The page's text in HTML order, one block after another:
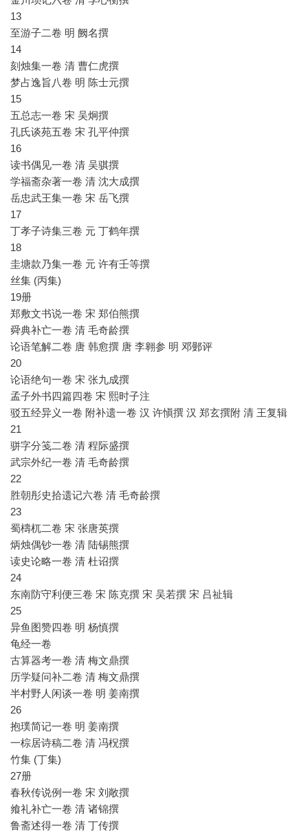
13
至游子二卷 明 阙名撰
14
刻烛集一卷 清 曹仁虎撰
梦占逸旨八卷 明 陈士元撰
15
五总志一卷 宋 吴炯撰
孔氏谈苑五卷 宋 孔平仲撰
16
读书偶见一卷 清 吴骐撰
学福斋杂著一卷 清 沈大成撰
岳忠武王集一卷 宋 岳飞撰
17
丁孝子诗集三卷 元 丁鹤年撰
18
圭塘款乃集一卷 元 许有壬等撰
丝集 (丙集)
19册
郑敷文书说一卷 宋 郑伯熊撰
舜典补亡一卷 清 毛奇龄撰
论语笔解二卷 唐 韩愈撰 唐 李翱参 明 邓鄤评
20
论语绝句一卷 宋 张九成撰
孟子外书四篇四卷 宋 熙时子注
驳五经异义一卷 附补遗一卷 汉 许愼撰 汉 郑玄撰附 清 王复辑
21
骈字分笺二卷 清 程际盛撰
武宗外纪一卷 清 毛奇龄撰
22
胜朝彤史拾遗记六卷 清 毛奇龄撰
23
蜀檮杌二卷 宋 张唐英撰
炳烛偶钞一卷 清 陆锡熊撰
读史论略一卷 清 杜诏撰
24
东南防守利便三卷 宋 陈克撰 宋 吴若撰 宋 吕祉辑
25
异鱼图赞四卷 明 杨慎撰
龟经一卷
古算器考一卷 清 梅文鼎撰
历学疑问补二卷 清 梅文鼎撰
半村野人闲谈一卷 明 姜南撰
26
抱璞简记一卷 明 姜南撰
一棕居诗稿二卷 清 冯柷撰
竹集 (丁集)
27册
春秋传说例一卷 宋 刘敞撰
飨礼补亡一卷 清 诸锦撰
鲁斋述得一卷 清 丁传撰